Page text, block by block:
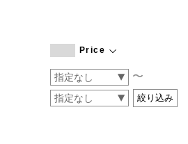
COGTHEBIGSMOKE
CONVERSE
DEAN & DELUCA
Price
〜